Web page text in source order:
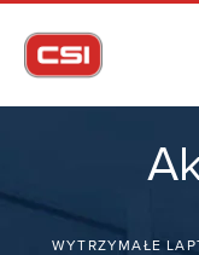
WYTRZYMAŁE